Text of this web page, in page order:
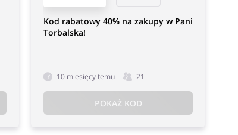
Kod rabatowy 40% na zakupy w Pani
Torbalska!
10 miesięcy temu 21
POKAŻ KOD